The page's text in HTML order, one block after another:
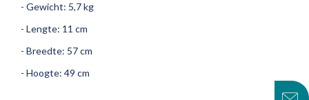
- Gewicht: 5,7 kg
- Lengte: 11 cm
- Breedte: 57 cm
- Hoogte: 49 cm